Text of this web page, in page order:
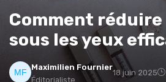
Comment réduire
sous les yeux
Maximilien Fournier
Éditorialiste
18 juin 2025